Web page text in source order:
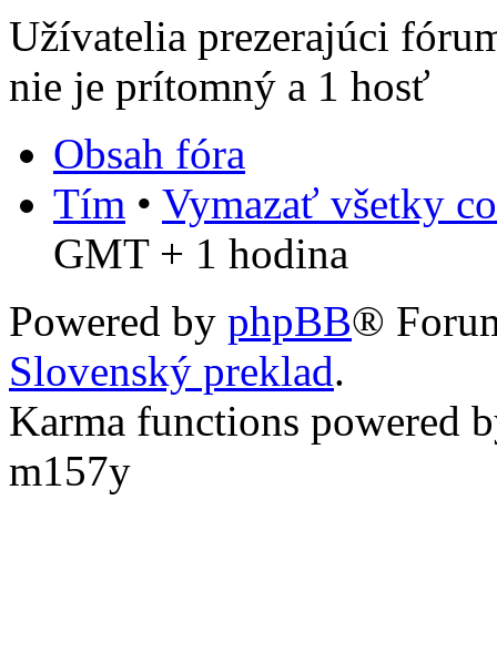
Užívatelia prezerajúci
nie je prítomný a 1 hosť
Obsah fóra
Tím • Vymazať všetky
GMT + 1 hodina
Powered by phpBB®
Slovenský preklad.
Karma functions powered
m157y